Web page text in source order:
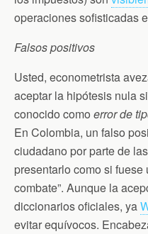
operaciones sofisticadas
Falsos positivos
Usted, econometrista
aceptar la hipótesis nula
conocido como error de
En Colombia, un falso
ciudadano por parte de
presentarlo como si
combate”. Aunque la
diccionarios oficiales, ya
evitar equívocos.